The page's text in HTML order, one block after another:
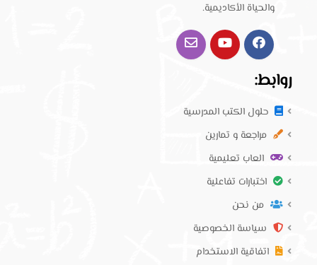
والحياة الأكاديمية.
روابط:
حلول الكتب المدرسية
مراجعة و تمارين
العاب تعليمية
اختبارات تفاعلية
من نحن
سياسة الخصوصية
اتفاقية الاستخدام